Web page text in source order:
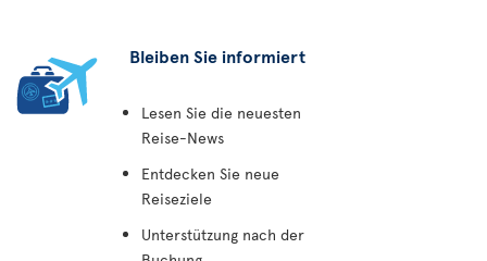
Bleiben Sie informiert
Lesen Sie die neuesten
Reise-News
Entdecken Sie neue
Reiseziele
Unterstützung nach der